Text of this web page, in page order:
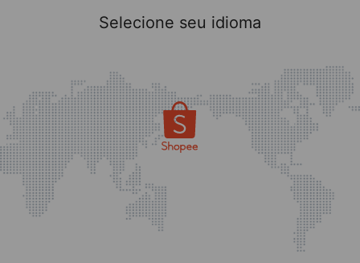
Selecione seu idioma